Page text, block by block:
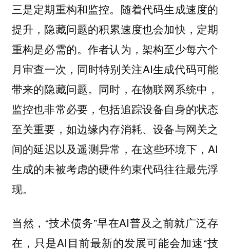
三是定期重构和监控。 随着代码生成速度的
提升，隐藏问题的积累速度也会加快，定期
重构是必需的。作者认为，架构至少每六个
月审查一次，同时特别关注AI生成代码可能
带来的隐藏问题。同时，在物联网系统中，
监控也非常必要，包括追踪设备自身的状态
至关重要，如边缘内存消耗、设备与网关之
间的延迟以及遥测异常，在这些环境下，AI
生成的未被考虑的硬件约束代码往往最先浮
现。
当然，“技术债务”早在AI普及之前就广泛存
在，只是AI目前最新的发展可能会加速“技